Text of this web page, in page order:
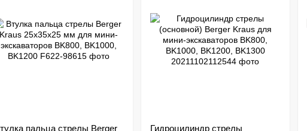
пальца стрелы Berger
Гидроцилиндр стрелы